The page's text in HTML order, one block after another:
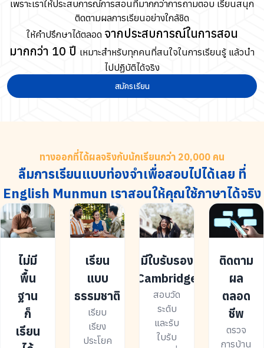
เพราะเราให้ประสบการณ์การสอนที่มากกว่าการถามตอบ เรียนสนุก
ติดตามผลการเรียนอย่างใกล้ชิด
ให้คำปรึกษาได้ตลอด จากประสบการณ์ในการสอน
มากกว่า 10 ปี เหมาะสำหรับทุกคนที่สนใจในการเรียนรู้ แล้วนำ
ไปปฏิบัติได้จริง
สมัครเรียน
ทางออกที่ได้ผลจริงกับนักเรียนกว่า 20,000 คน
ลืมการเรียนแบบท่องจำเพื่อสอบไปได้เลย ที่
English Munmun เราสอนให้คุณใช้ภาษาได้จริง
ไม่มี
พื้น
ฐาน
ก็
เรียน
เรียน
แบบ
ธรรมชาติ
เรียบ
เรียง
ประโยค
มีใบรับรอง
Cambridge
สอบวัด
ระดับ
และรับ
ใบรับ
ติดตาม
ผล
ตลอด
ชีพ
ตรวจ
การบ้าน